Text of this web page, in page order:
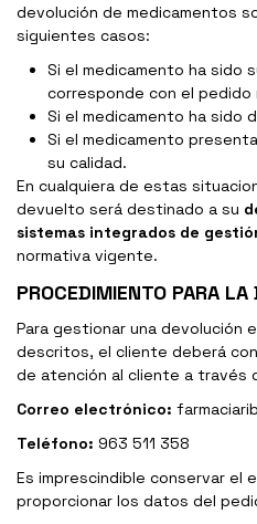
devolución de medicamentos
siguientes casos:
Si el medicamento ha sido
corresponde con el pedido
Si el medicamento ha sido
Si el medicamento
su calidad.
En cualquiera de estas
devuelto será destinado a su
sistemas integrados de
normativa vigente.
PROCEDIMIENTO PARA LA
Para gestionar una devolución
descritos, el cliente deberá
de atención al cliente a través
Correo electrónico:
Teléfono: 963 511 358
Es imprescindible conservar el
proporcionar los datos del